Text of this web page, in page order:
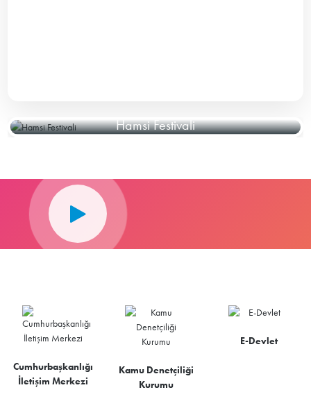
Hamsi Festivali
Cumhurbaşkanlığı
İletişim Merkezi
Kamu Denetçiliği
Kurumu
E-Devlet